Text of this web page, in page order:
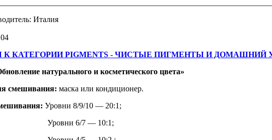
Италия
К КАТЕГОРИИ PIGMENTS - ЧИСТЫЕ ПИГМЕНТЫ И ДОМАШНИЙ
натурального и косметического цвета»
смешивания: маска или кондиционер.
Уровни 8/9/10 — 20:1;
6/7 — 10:1;